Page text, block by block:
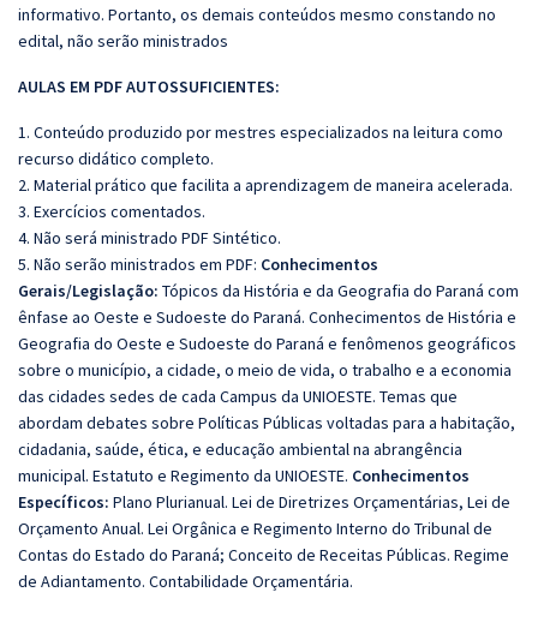
informativo. Portanto, os demais conteúdos mesmo constando no
edital, não serão ministrados
AULAS EM PDF AUTOSSUFICIENTES:
1. Conteúdo produzido por mestres especializados na leitura como
recurso didático completo.
2. Material prático que facilita a aprendizagem de maneira acelerada.
3. Exercícios comentados.
4. Não será ministrado PDF Sintético.
5. Não serão ministrados em PDF: Conhecimentos
Gerais/Legislação: Tópicos da História e da Geografia do Paraná com
ênfase ao Oeste e Sudoeste do Paraná. Conhecimentos de História e
Geografia do Oeste e Sudoeste do Paraná e fenômenos geográficos
sobre o município, a cidade, o meio de vida, o trabalho e a economia
das cidades sedes de cada Campus da UNIOESTE. Temas que
abordam debates sobre Políticas Públicas voltadas para a habitação,
cidadania, saúde, ética, e educação ambiental na abrangência
municipal. Estatuto e Regimento da UNIOESTE. Conhecimentos
Específicos: Plano Plurianual. Lei de Diretrizes Orçamentárias, Lei de
Orçamento Anual. Lei Orgânica e Regimento Interno do Tribunal de
Contas do Estado do Paraná; Conceito de Receitas Públicas. Regime
de Adiantamento. Contabilidade Orçamentária.